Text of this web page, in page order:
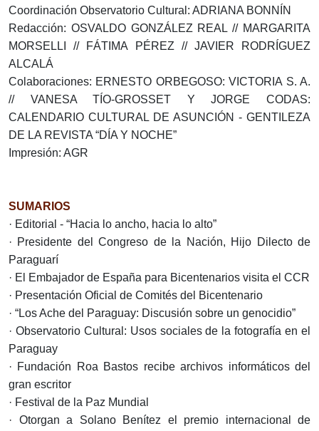
Coordinación Observatorio Cultural: ADRIANA BONNÍN
Redacción: OSVALDO GONZÁLEZ REAL // MARGARITA
MORSELLI // FÁTIMA PÉREZ // JAVIER RODRÍGUEZ
ALCALÁ
Colaboraciones: ERNESTO ORBEGOSO: VICTORIA S. A.
// VANESA TÍO-GROSSET Y JORGE CODAS:
CALENDARIO CULTURAL DE ASUNCIÓN - GENTILEZA
DE LA REVISTA “DÍA Y NOCHE”
Impresión: AGR
SUMARIOS
· Editorial - “Hacia lo ancho, hacia lo alto”
· Presidente del Congreso de la Nación, Hijo Dilecto de
Paraguarí
· El Embajador de España para Bicentenarios visita el CCR
· Presentación Oficial de Comités del Bicentenario
· “Los Ache del Paraguay: Discusión sobre un genocidio”
· Observatorio Cultural: Usos sociales de la fotografía en el
Paraguay
· Fundación Roa Bastos recibe archivos informáticos del
gran escritor
· Festival de la Paz Mundial
· Otorgan a Solano Benítez el premio internacional de